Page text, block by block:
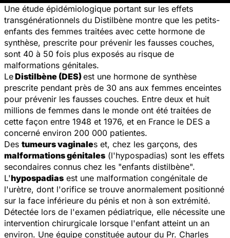
Une étude épidémiologique portant sur les effets
transgénérationnels du Distilbène montre que les petits-
enfants des femmes traitées avec cette hormone de
synthèse, prescrite pour prévenir les fausses couches,
sont 40 à 50 fois plus exposés au risque de
malformations génitales.
LeDistilbène (DES)est une hormone de synthèse
prescrite pendant près de 30 ans aux femmes enceintes
pour prévenir les fausses couches. Entre deux et huit
millions de femmes dans le monde ont été traitées de
cette façon entre 1948 et 1976, et en France le DES a
concerné environ 200 000 patientes.
Des tumeurs vaginales et, chez les garçons, des
malformations génitales (l'hypospadias) sont les effets
secondaires connus chez les "enfants distilbène".
L'hypospadias est une malformation congénitale de
l'urètre, dont l'orifice se trouve anormalement positionné
sur la face inférieure du pénis et non à son extrémité.
Détectée lors de l'examen pédiatrique, elle nécessite une
intervention chirurgicale lorsque l'enfant atteint un an
environ. Une équipe constituée autour du Pr. Charles